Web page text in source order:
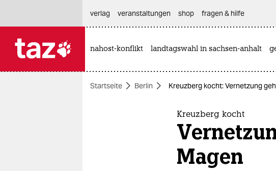
themen
verlag
veranstaltungen shop fragen & hilfe
nahost-konflikt landtagswahl in sachsen-anhalt
Startseite Berlin Kreuzberg kocht: Vernetzung
Kreuzberg kocht
Magen